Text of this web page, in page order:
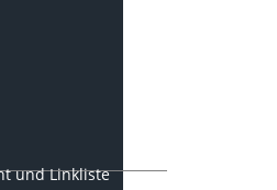
und Linkliste